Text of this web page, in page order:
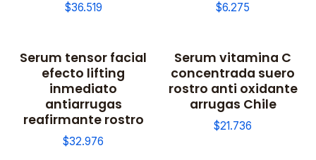
$36.519 $6.275
Serum tensor facial
efecto lifting
inmediato
antiarrugas
reafirmante rostro
$32.976
Serum vitamina C
concentrada suero
rostro anti oxidante
arrugas Chile
$21.736